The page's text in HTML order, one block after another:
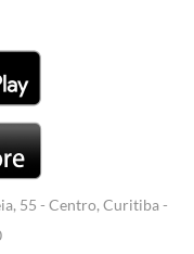
55 - Centro, Curitiba -